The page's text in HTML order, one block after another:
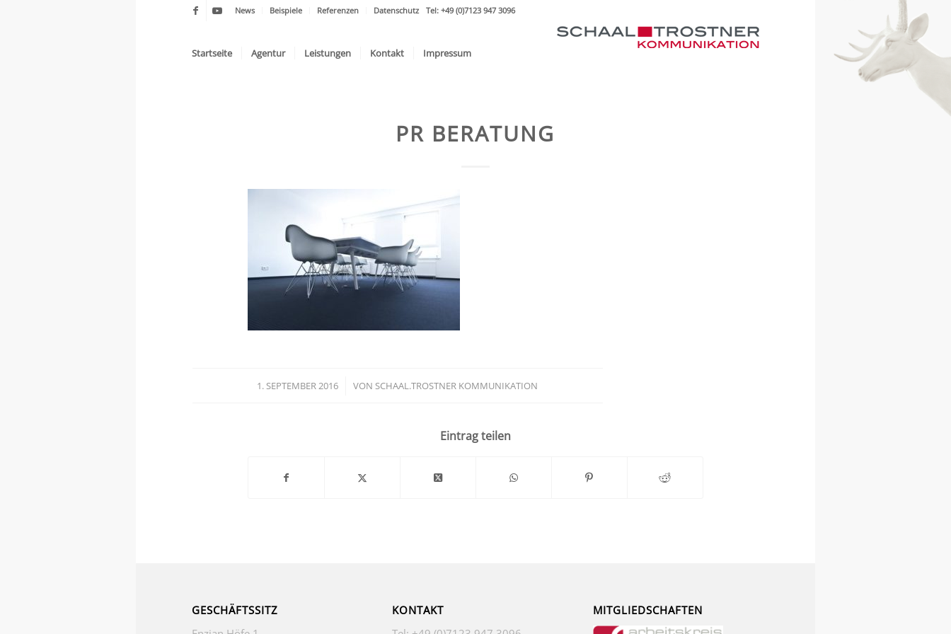
News Beispiele Referenzen Datenschutz Tel: +49 (0)7123 947 3096
Startseite Agentur Leistungen Kontakt Impressum
PR BERATUNG
1. SEPTEMBER 2016
/ VON SCHAAL.TROSTNER KOMMUNIKATION
Eintrag teilen
GESCHÄFTSSITZ KONTAKT MITGLIEDSCHAFTEN